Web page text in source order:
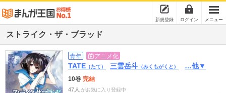
新規登録 ログイン メニュー
ストライク・ザ・ブラッド
青年 アニメ化
TATE （たて） 三雲岳斗 （みくもがくと） …他▼
10巻 完結
47人 がお気に入り登録中